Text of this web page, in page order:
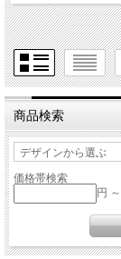
商品検索
価格帯検索
円 ～